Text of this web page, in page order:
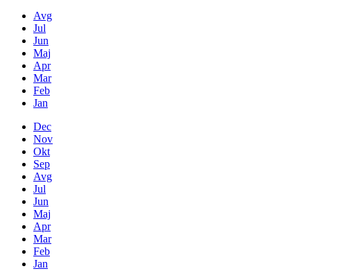
Avg
Jul
Jun
Maj
Apr
Mar
Feb
Jan
Dec
Nov
Okt
Sep
Avg
Jul
Jun
Maj
Apr
Mar
Feb
Jan